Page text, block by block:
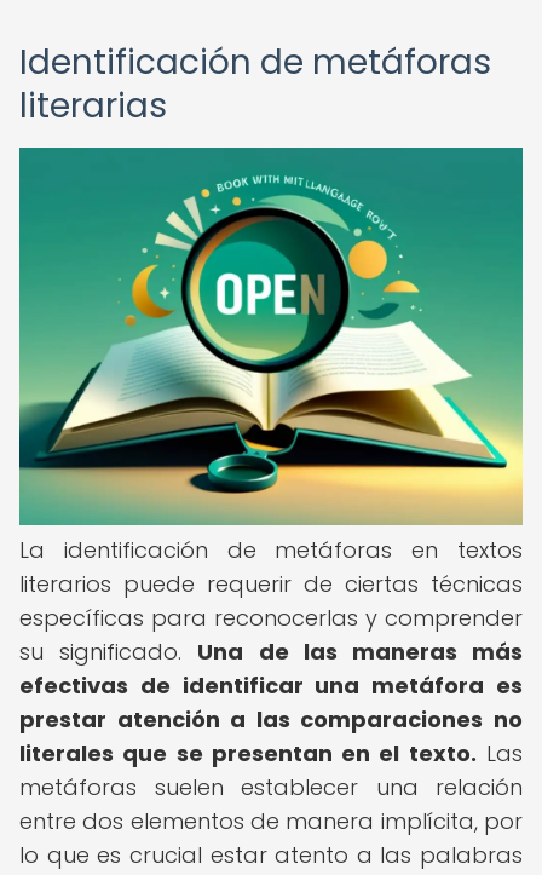
Identificación de metáforas
literarias
La identificación de metáforas en textos
literarios puede requerir de ciertas técnicas
específicas para reconocerlas y comprender
su significado. Una de las maneras más
efectivas de identificar una metáfora es
prestar atención a las comparaciones no
literales que se presentan en el texto. Las
metáforas suelen establecer una relación
entre dos elementos de manera implícita, por
lo que es crucial estar atento a las palabras